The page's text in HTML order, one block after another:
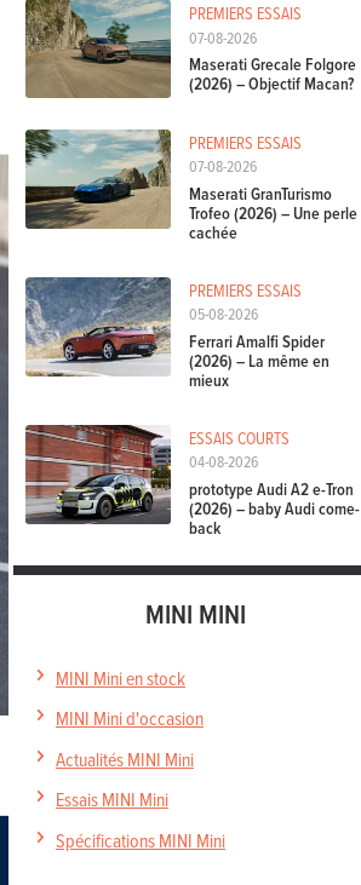
PREMIERS ESSAIS
07-08-2026
Maserati Grecale Folgore
(2026) – Objectif Macan?
PREMIERS ESSAIS
07-08-2026
Maserati GranTurismo
Trofeo (2026) – Une perle
cachée
PREMIERS ESSAIS
05-08-2026
Ferrari Amalfi Spider
(2026) – La même en
mieux
ESSAIS COURTS
04-08-2026
prototype Audi A2 e-Tron
(2026) – baby Audi come-
back
MINI MINI
MINI Mini en stock
MINI Mini d'occasion
Actualités MINI Mini
Essais MINI Mini
Spécifications MINI Mini